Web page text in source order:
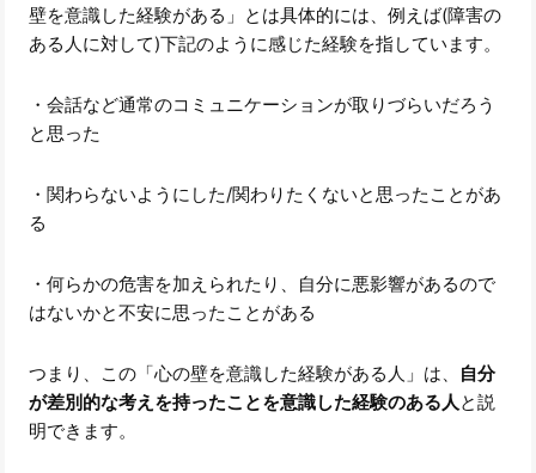
壁を意識した経験がある」とは具体的には、例えば(障害の
ある人に対して)下記のように感じた経験を指しています。
・会話など通常のコミュニケーションが取りづらいだろう
と思った
・関わらないようにした/関わりたくないと思ったことがあ
る
・何らかの危害を加えられたり、自分に悪影響があるので
はないかと不安に思ったことがある
つまり、この「心の壁を意識した経験がある人」は、 自分
が差別的な考えを持ったことを意識した経験のある人と説
明できます。